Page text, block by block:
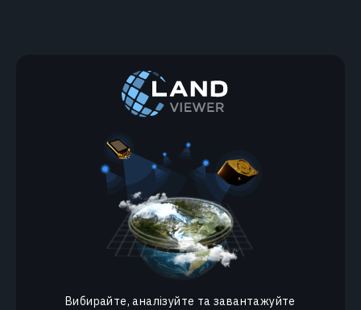
Нормалізований Диференційний Індекс
Снігозалягання (NDSI)
Вибирайте, аналізуйте та завантажуйте